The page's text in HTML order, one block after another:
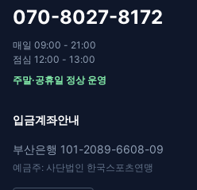
070-8027-8172
매일 09:00 - 21:00
점심 12:00 - 13:00
주말·공휴일 정상 운영
입금계좌안내
부산은행 101-2089-6608-09
예금주: 사단법인 한국스포츠연맹